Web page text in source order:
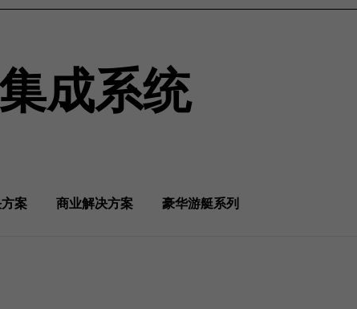
成系统
案 商业解决方案 豪华游艇系列